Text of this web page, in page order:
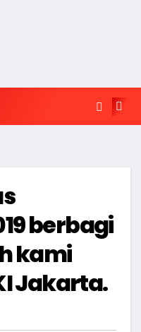
berbagi
kami
Jakarta.